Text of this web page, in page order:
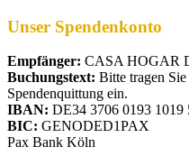
Unser Spendenkonto
Empfänger: CASA HOGAR
Buchungstext: Bitte tragen
Spendenquittung ein.
IBAN: DE34 3706 0193 1019
BIC: GENODED1PAX
Pax Bank Köln